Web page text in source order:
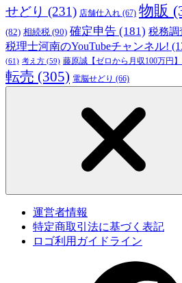
せどり (231) 店舗仕入れ (67) 物販
(82) 相続税 (90) 確定申告 (181) 税務調
税理士河南のYouTubeチャンネル!
(61) 考え方 (59) 藤原誠【ゼロから月収100万円】
転売 (305) 電脳せどり (66)
運営者情報
特定商取引法に基づく表記
ロゴ利用ガイドライン